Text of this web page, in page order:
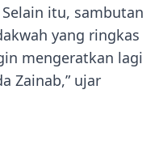
itu, sambutan
yang ringkas
mengeratkan lagi
Zainab,” ujar